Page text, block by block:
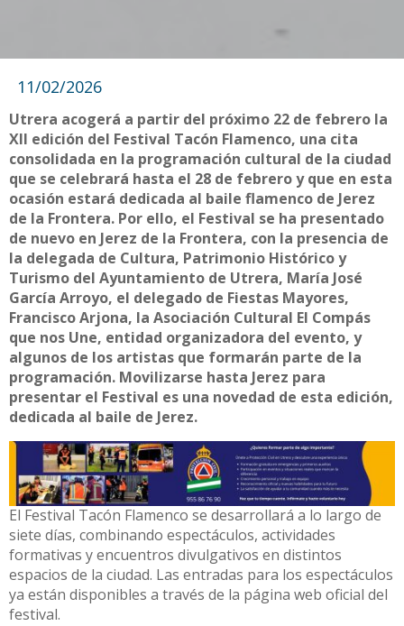
11/02/2026
Utrera acogerá a partir del próximo 22 de febrero la
XII edición del Festival Tacón Flamenco, una cita
consolidada en la programación cultural de la ciudad
que se celebrará hasta el 28 de febrero y que en esta
ocasión estará dedicada al baile flamenco de Jerez
de la Frontera. Por ello, el Festival se ha presentado
de nuevo en Jerez de la Frontera, con la presencia de
la delegada de Cultura, Patrimonio Histórico y
Turismo del Ayuntamiento de Utrera, María José
García Arroyo, el delegado de Fiestas Mayores,
Francisco Arjona, la Asociación Cultural El Compás
que nos Une, entidad organizadora del evento, y
algunos de los artistas que formarán parte de la
programación. Movilizarse hasta Jerez para
presentar el Festival es una novedad de esta edición,
dedicada al baile de Jerez.
El Festival Tacón Flamenco se desarrollará a lo largo de
siete días, combinando espectáculos, actividades
formativas y encuentros divulgativos en distintos
espacios de la ciudad. Las entradas para los espectáculos
ya están disponibles a través de la página web oficial del
festival.